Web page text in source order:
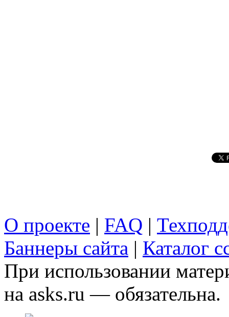
О проекте | FAQ |
Баннеры сайта | Каталог
При использовании
на asks.ru — обязательна.